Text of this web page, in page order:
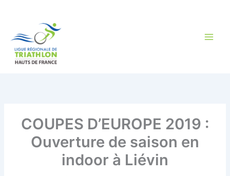
COUPES D’EUROPE 2019 :
Ouverture de saison en
indoor à Liévin